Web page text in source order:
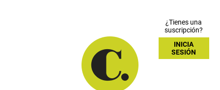
¿Tienes una
suscripción?
INICIA
SESIÓN